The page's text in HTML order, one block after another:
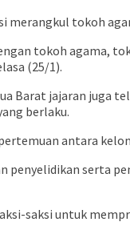
merangkul tokoh
tokoh agama,
(25/1).
Barat jajaran juga
berlaku.
antara
penyelidikan serta
saksi untuk